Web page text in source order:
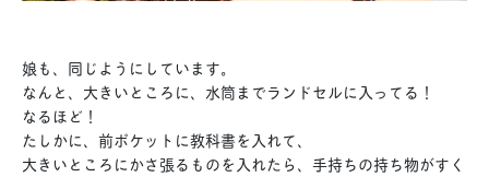
娘も、同じようにしています。
なんと、大きいところに、水筒までランドセルに入ってる！
なるほど！
たしかに、前ポケットに教科書を入れて、
大きいところにかさ張るものを入れたら、手持ちの持ち物がすく